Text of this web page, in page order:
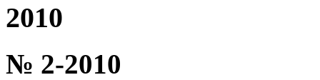
2010
№ 2-2010